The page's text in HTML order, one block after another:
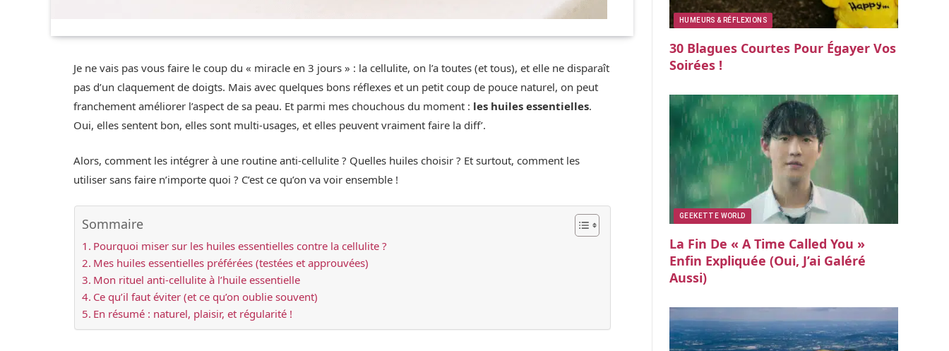
Je ne vais pas vous faire le coup du « miracle en 3 jours » : la cellulite, on l’a toutes (et tous), et elle ne disparaît
pas d’un claquement de doigts. Mais avec quelques bons réflexes et un petit coup de pouce naturel, on peut
franchement améliorer l’aspect de sa peau. Et parmi mes chouchous du moment : les huiles essentielles.
Oui, elles sentent bon, elles sont multi-usages, et elles peuvent vraiment faire la diff’.
Alors, comment les intégrer à une routine anti-cellulite ? Quelles huiles choisir ? Et surtout, comment les
utiliser sans faire n’importe quoi ? C’est ce qu’on va voir ensemble !
Sommaire
Pourquoi miser sur les huiles essentielles contre la cellulite ?
Mes huiles essentielles préférées (testées et approuvées)
Mon rituel anti-cellulite à l’huile essentielle
Ce qu’il faut éviter (et ce qu’on oublie souvent)
En résumé : naturel, plaisir, et régularité !
HUMEURS & RÉFLEXIONS
30 Blagues Courtes Pour Égayer Vos
Soirées !
GEEKETTE WORLD
La Fin De « A Time Called You »
Enfin Expliquée (oui, J’ai Galéré
Aussi)